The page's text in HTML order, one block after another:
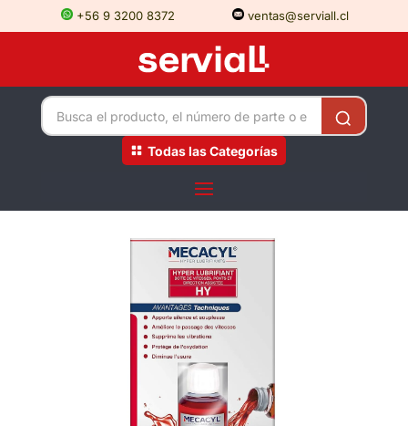
+56 9 3200 8372 ventas@serviall.cl
Todas las Categorías